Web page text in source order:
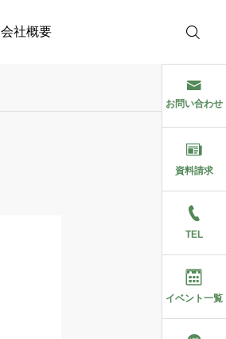
会社概要
お問い合わせ
資料請求
TEL
イベント一覧